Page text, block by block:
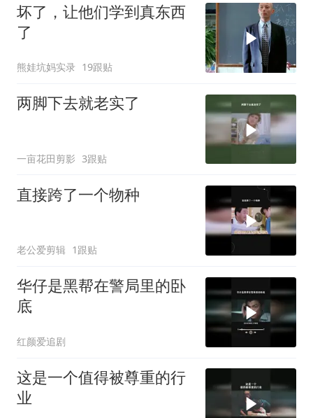
坏了，让他们学到真东西
了
熊娃坑妈实录 19跟贴
两脚下去就老实了
一亩花田剪影 3跟贴
直接跨了一个物种
老公爱剪辑 1跟贴
华仔是黑帮在警局里的卧
底
红颜爱追剧
这是一个值得被尊重的行
业